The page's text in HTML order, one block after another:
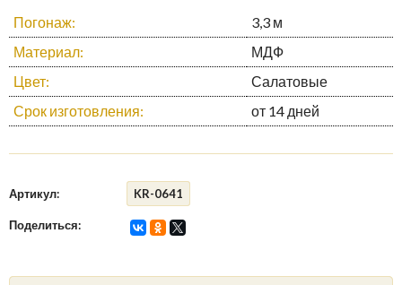
Погонаж:
3,3 м
Материал:
МДФ
Цвет:
Салатовые
Срок изготовления:
от 14 дней
Артикул: KR-0641
Поделиться: